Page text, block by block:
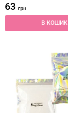
63 грн
В КОШИК